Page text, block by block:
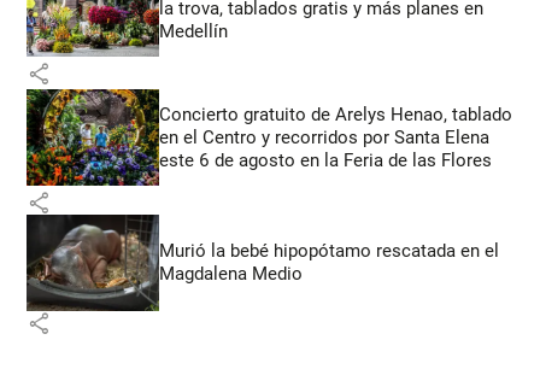
la trova, tablados gratis y más planes en
Medellín
share
Concierto gratuito de Arelys Henao, tablado
en el Centro y recorridos por Santa Elena
este 6 de agosto en la Feria de las Flores
share
Murió la bebé hipopótamo rescatada en el
Magdalena Medio
share